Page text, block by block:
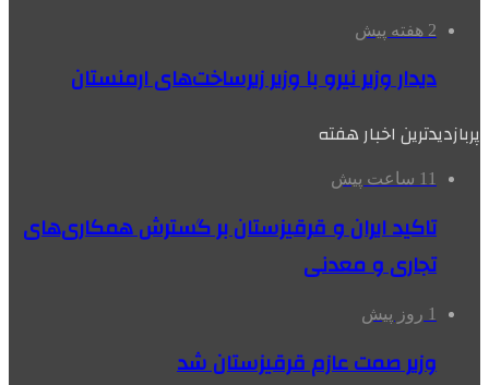
2 هفته پیش
دیدار وزیر نیرو با وزیر زیرساخت‌های ارمنستان
پربازدیدترین اخبار هفته
11 ساعت پیش
تاکید ایران و قرقیزستان بر گسترش همکاری‌های
تجاری و معدنی
1 روز پیش
وزیر صمت عازم قرقیزستان شد